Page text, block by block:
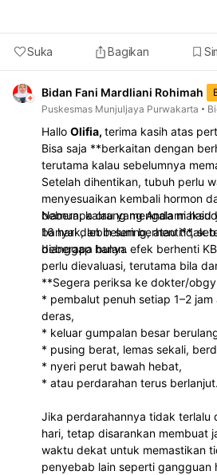
Suka Bagikan
Bidan Fani Mardliani Rohimah
Puskesmas Munjuljaya Purwakarta
Hallo Olifia, terima kasih atas
Bisa saja **berkaitan dengan
terutama kalau sebelumnya
Setelah dihentikan, tubuh perlu
menyesuaikan kembali hormon
beberapa orang mengalami
banyak, lebih sering, atau tidak
beberapa bulan.
Namun, kalau yang Anda
16 hari dan belum berhenti**,
dianggap hanya efek berhenti
perlu dievaluasi, terutama bila
**Segera periksa ke dokter/
* pembalut penuh setiap 1–2
deras,
* keluar gumpalan besar
* pusing berat, lemas sekali,
* nyeri perut bawah hebat,
* atau perdarahan terus berlanjut.
Jika perdarahannya tidak terlalu
hari, tetap disarankan membuat
waktu dekat untuk memastikan
penyebab lain seperti gangguan